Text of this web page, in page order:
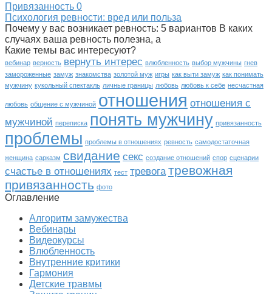
Привязанность 0
Психология ревности: вред или польза
Почему у вас возникает ревность: 5 вариантов В каких
случаях ваша ревность полезна, а
Какие темы вас интересуют?
вебинар верность вернуть интерес влюбленность выбор мужчины гнев
замороженные замуж знакомства золотой муж игры как выти замуж как понимать
мужчину кукольный спектакль личные границы любовь любовь к себе несчастная
любовь общение с мужчиной отношения отношения с
мужчиной переписка понять мужчину привязанность
проблемы проблемы в отношениях ревность самодостаточная
женщина сарказм свидание секс создание отношений спор сценарии
счастье в отношениях тест тревога тревожная
привязанность фото
Оглавление
Алгоритм замужества
Вебинары
Видеокурсы
Влюбленность
Внутренние критики
Гармония
Детские травмы